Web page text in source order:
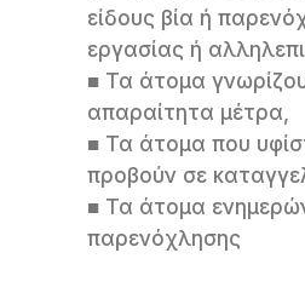
είδους βία ή
εργασίας ή
■ Τα άτομα
απαραίτητα μέτρα,
■ Τα άτομα που
προβούν σε
■ Τα άτομα
παρενόχλησης